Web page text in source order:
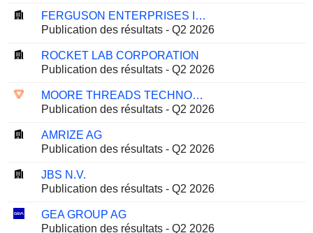
FERGUSON ENTERPRISES INC.
Publication des résultats - Q2 2026
ROCKET LAB CORPORATION
Publication des résultats - Q2 2026
MOORE THREADS TECHNOLOGY CO., LTD.
Publication des résultats - Q2 2026
AMRIZE AG
Publication des résultats - Q2 2026
JBS N.V.
Publication des résultats - Q2 2026
GEA GROUP AG
Publication des résultats - Q2 2026